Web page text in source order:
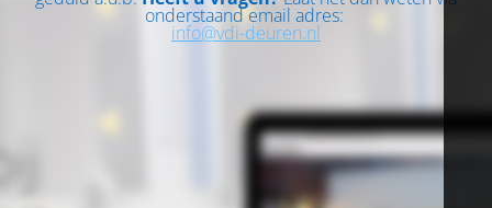
onderstaand email adres:
info@vdi-deuren.nl